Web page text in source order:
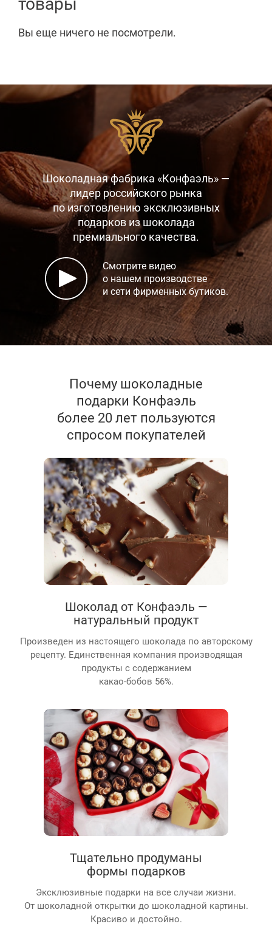
Вы еще ничего не посмотрели.
Шоколадная фабрика «Конфаэль» —
лидер российского рынка
по изготовлению эксклюзивных
подарков из шоколада
премиального качества.
Смотрите видео
о нашем производстве
и сети фирменных бутиков.
Почему шоколадные
подарки Конфаэль
более 20 лет пользуются
спросом покупателей
Шоколад от Конфаэль —
натуральный продукт
Произведен из настоящего шоколада по авторскому
рецепту. Единственная компания производящая
продукты с содержанием
какао-бобов 56%.
Тщательно продуманы
формы подарков
Эксклюзивные подарки на все случаи жизни.
От шоколадной открытки до шоколадной картины.
Красиво и достойно.